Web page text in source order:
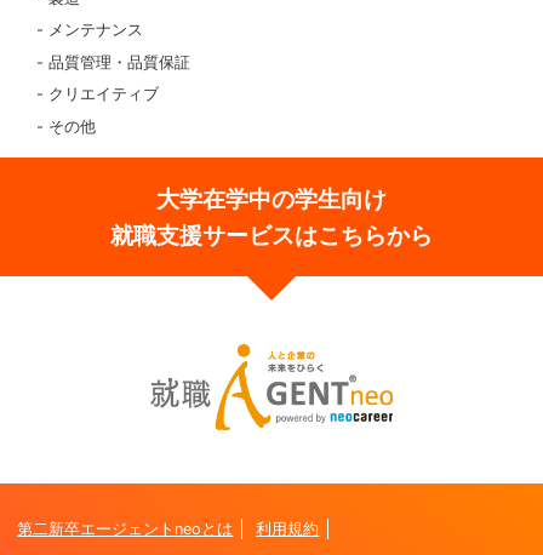
メンテナンス
品質管理・品質保証
クリエイティブ
その他
大学在学中の学生向け
就職支援サービスはこちらから
第二新卒エージェントneoとは 利用規約